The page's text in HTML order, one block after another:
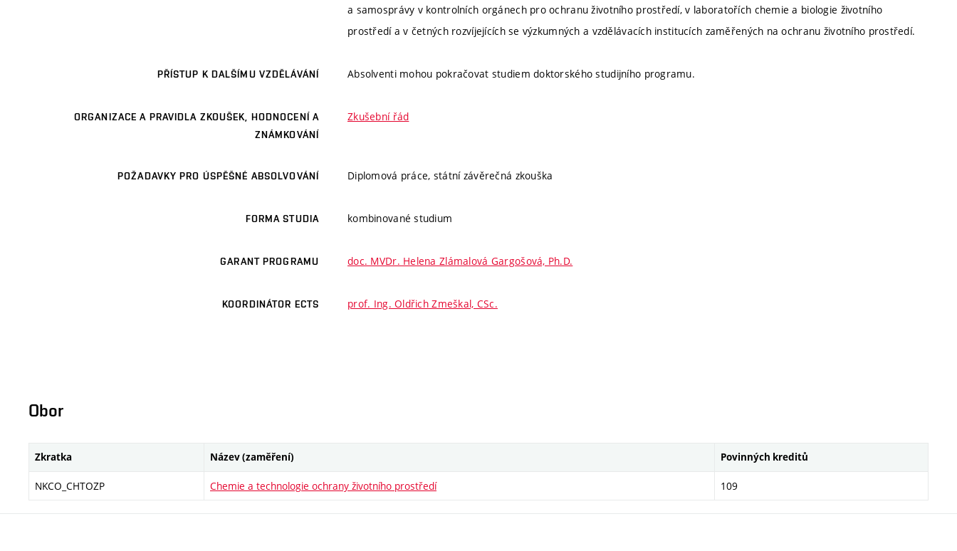
a samosprávy v kontrolních orgánech pro ochranu životního prostředí, v laboratořích chemie a biologie životního
prostředí a v četných rozvíjejících se výzkumných a vzdělávacích institucích zaměřených na ochranu životního prostředí.
PŘÍSTUP K DALŠÍMU VZDĚLÁVÁNÍ Absolventi mohou pokračovat studiem doktorského studijního programu.
ORGANIZACE A PRAVIDLA ZKOUŠEK, HODNOCENÍ A
ZNÁMKOVÁNÍ
Zkušební řád
POŽADAVKY PRO ÚSPĚŠNÉ ABSOLVOVÁNÍ Diplomová práce, státní závěrečná zkouška
FORMA STUDIA kombinované studium
GARANT PROGRAMU doc. MVDr. Helena Zlámalová Gargošová, Ph.D.
KOORDINÁTOR ECTS prof. Ing. Oldřich Zmeškal, CSc.
Obor
Zkratka Název (zaměření) Povinných kreditů
NKCO_CHTOZP Chemie a technologie ochrany životního prostředí 109